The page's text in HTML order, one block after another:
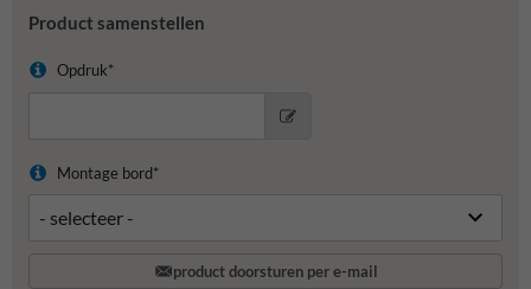
Product samenstellen
Opdruk*
Montage bord*
product doorsturen per e-mail